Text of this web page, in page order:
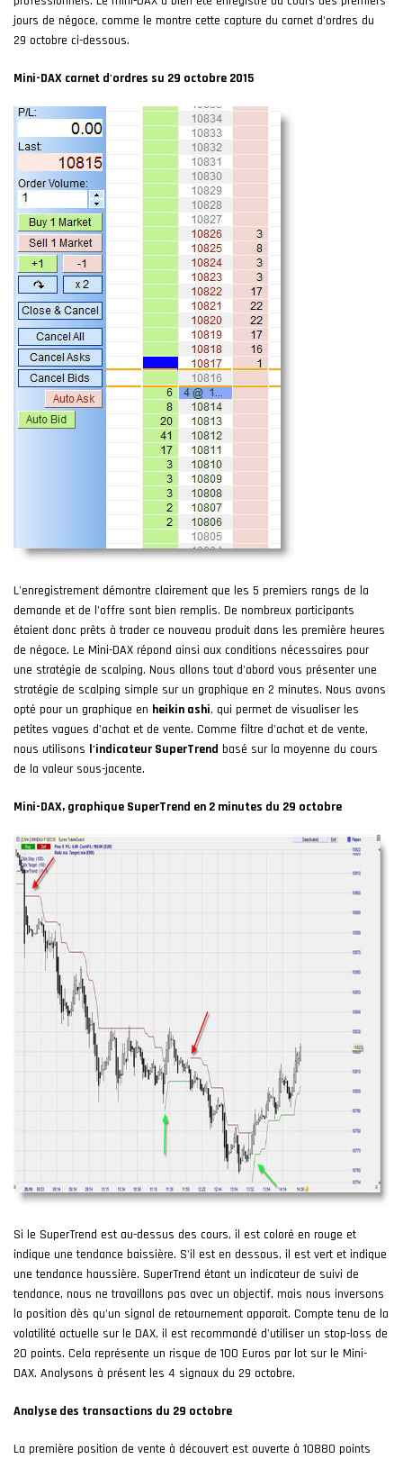
jours de négoce, comme le montre cette capture du carnet d'ordres du
29 octobre ci-dessous.
Mini-DAX carnet d'ordres su 29 octobre 2015
L'enregistrement démontre clairement que les 5 premiers rangs de la
demande et de l'offre sont bien remplis. De nombreux participants
étaient donc prêts à trader ce nouveau produit dans les première heures
de négoce. Le Mini-DAX répond ainsi aux conditions nécessaires pour
une stratégie de scalping. Nous allons tout d'abord vous présenter une
stratégie de scalping simple sur un graphique en 2 minutes. Nous avons
opté pour un graphique en heikin ashi, qui permet de visualiser les
petites vagues d'achat et de vente. Comme filtre d'achat et de vente,
nous utilisons l'indicateur SuperTrend basé sur la moyenne du cours
de la valeur sous-jacente.
Mini-DAX, graphique SuperTrend en 2 minutes du 29 octobre
Si le SuperTrend est au-dessus des cours, il est coloré en rouge et
indique une tendance baissière. S'il est en dessous, il est vert et indique
une tendance haussière. SuperTrend étant un indicateur de suivi de
tendance, nous ne travaillons pas avec un objectif, mais nous inversons
la position dès qu'un signal de retournement apparait. Compte tenu de la
volatilité actuelle sur le DAX, il est recommandé d'utiliser un stop-loss de
20 points. Cela représente un risque de 100 Euros par lot sur le Mini-
DAX. Analysons à présent les 4 signaux du 29 octobre.
Analyse des transactions du 29 octobre
La première position de vente à découvert est ouverte à 10880 points